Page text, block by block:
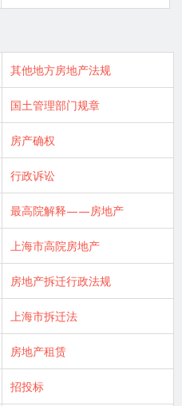
其他地方房地产法规
国土管理部门规章
房产确权
行政诉讼
最高院解释——房地产
上海市高院房地产
房地产拆迁行政法规
上海市拆迁法
房地产租赁
招投标